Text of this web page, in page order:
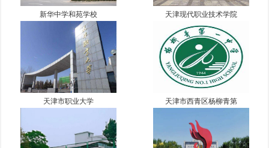
新华中学和苑学校 天津现代职业技术学院
天津市职业大学 天津市西青区杨柳青第